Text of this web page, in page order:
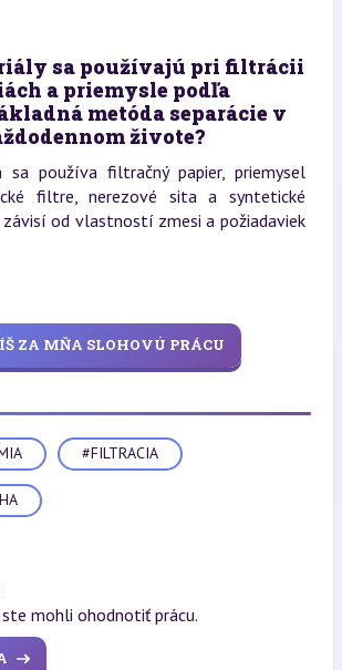
sa používajú pri filtrácii
a priemysle podľa
metóda separácie v
živote?
sa používa filtračný papier, priemysel
filtre, nerezové sita a syntetické
závisí od vlastností zmesi a požiadaviek
ZA MŇA SLOHOVÚ PRÁCU
#FILTRACIA
ste mohli ohodnotiť prácu.